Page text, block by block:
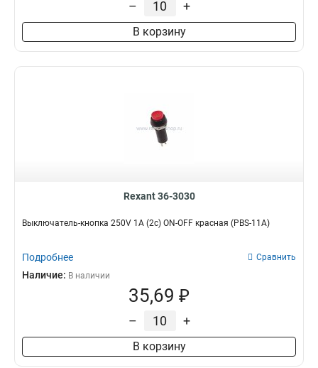
– +
В корзину
Rexant 36-3030
Выключатель-кнопка 250V 1А (2с) ON-OFF красная (PBS-11А)
Подробнее Сравнить
Наличие: В наличии
35,69 ₽
– +
В корзину